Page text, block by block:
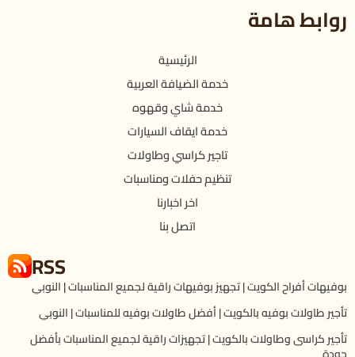
روابط هامة
الرئيسية
خدمة الضيافة العربية
خدمة شاي وقهوه
خدمة ايقاف السيارات
تاجير كراسي وطاولات
تنظيم حفلات ومناسبات
اخر اخبارنا
اتصل بنا
RSS
بوفيهات أفراح الكويت | تجهيز بوفيهات راقية لجميع المناسبات | النوبي
تأجير طاولات بوفيه بالكويت | أفضل طاولات بوفيه للمناسبات | النوبي
تأجير كراسى وطاولات بالكويت | تجهيزات راقية لجميع المناسبات بأفضل